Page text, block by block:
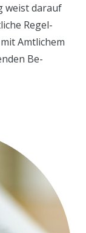
weist darauf
Regel-
Amtlichem
Be-